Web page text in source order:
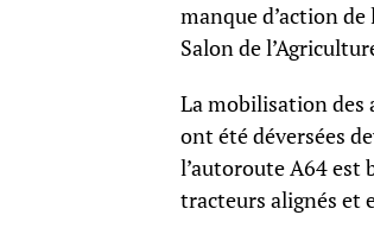
manque d’action
Salon de
La mobilisation des
ont été déversées
l’autoroute A64 est
tracteurs alignés et